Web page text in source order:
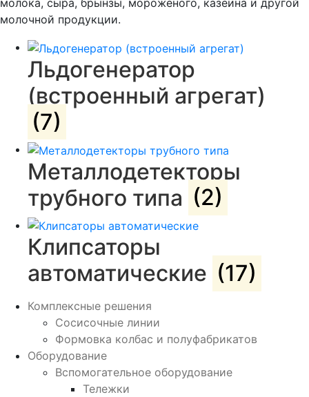
молока, сыра, брынзы, мороженого, казеина и другой
молочной продукции.
Льдогенератор
(встроенный агрегат)
(7)
Металлодетекторы
трубного типа (2)
Клипсаторы
автоматические (17)
Комплексные решения
Сосисочные линии
Формовка колбас и полуфабрикатов
Оборудование
Вспомогательное оборудование
Тележки